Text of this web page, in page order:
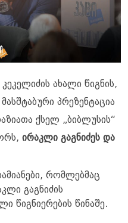
ახალი წიგნის,
პრეზენტაცია
ქსელ „ბიბლუსის“
ირაკლი გაგნიძეს და
რომლებმაც
გაგნიძის
წიგნიერების წინაშე.